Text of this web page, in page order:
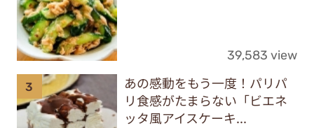
39,583 view
あの感動をもう一度！パリパ
リ食感がたまらない「ビエネ
ッタ風アイスケーキ...